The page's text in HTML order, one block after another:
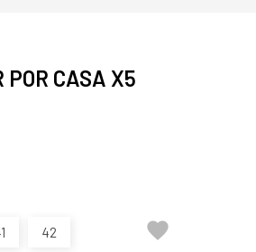
CASA X5
42 